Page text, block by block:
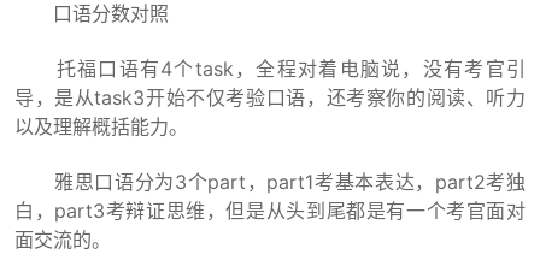
口语分数对照
托福口语有4个task，全程对着电脑说，没有考官引
导，是从task3开始不仅考验口语，还考察你的阅读、听力
以及理解概括能力。
雅思口语分为3个part，part1考基本表达，part2考独
白，part3考辩证思维，但是从头到尾都是有一个考官面对
面交流的。